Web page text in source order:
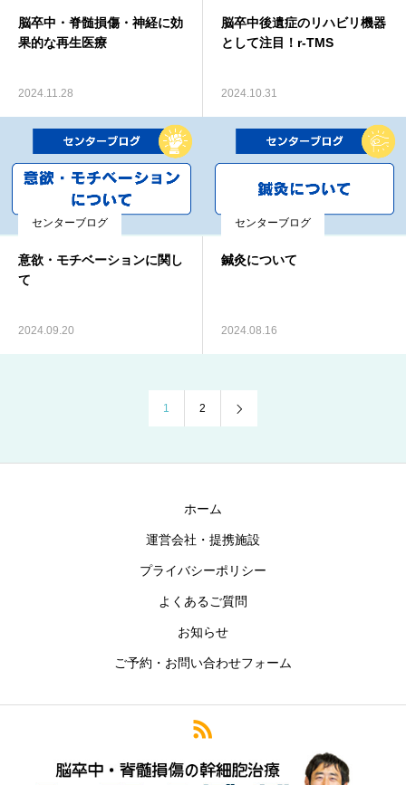
脳卒中・脊髄損傷・神経に効
果的な再生医療
2024.11.28
脳卒中後遺症のリハビリ機器
として注目！r‐TMS
2024.10.31
センターブログ
意欲・モチベーションに関し
て
2024.09.20
センターブログ
鍼灸について
2024.08.16
1 2
ホーム
運営会社・提携施設
プライバシーポリシー
よくあるご質問
お知らせ
ご予約・お問い合わせフォーム